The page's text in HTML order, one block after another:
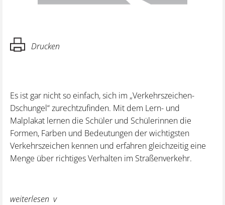
Drucken
Es ist gar nicht so einfach, sich im „Verkehrszeichen-
Dschungel“ zurechtzufinden. Mit dem Lern- und
Malplakat lernen die Schüler und Schülerinnen die
Formen, Farben und Bedeutungen der wichtigsten
Verkehrszeichen kennen und erfahren gleichzeitig eine
Menge über richtiges Verhalten im Straßenverkehr.
weiterlesen